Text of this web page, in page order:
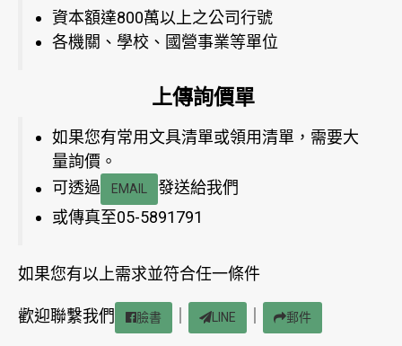
資本額達800萬以上之公司行號
各機關、學校、國營事業等單位
上傳詢價單
如果您有常用文具清單或領用清單，需要大
量詢價。
可透過
EMAIL
發送給我們
或傳真至05-5891791
如果您有以上需求並符合任一條件
歡迎聯繫我們 臉書 LINE 郵件